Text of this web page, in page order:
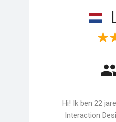
Hi! Ik ben 22
Interaction